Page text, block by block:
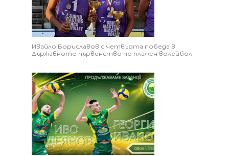
Ивайло Бориславов с четвърта победа в
Държавното първенство по плажен волейбол